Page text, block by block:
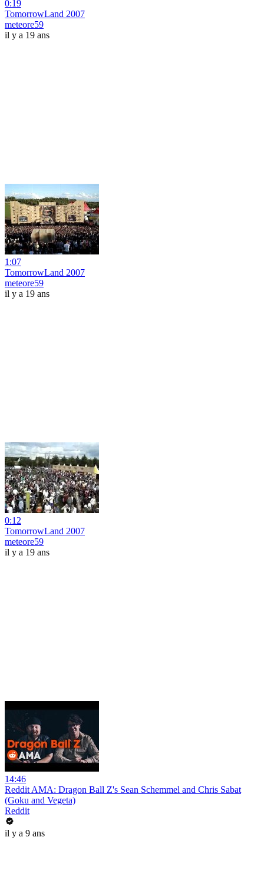
0:19
TomorrowLand 2007
meteore59
il y a 19 ans
1:07
TomorrowLand 2007
meteore59
il y a 19 ans
0:12
TomorrowLand 2007
meteore59
il y a 19 ans
14:46
Reddit AMA: Dragon Ball Z's Sean Schemmel and Chris Sabat
(Goku and Vegeta)
Reddit
il y a 9 ans